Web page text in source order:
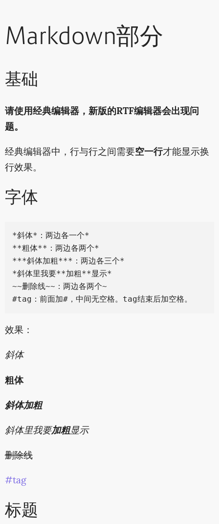
Markdown部分
基础
请使用经典编辑器，新版的RTF编辑器会出现问
题。
经典编辑器中，行与行之间需要空一行才能显示换
行效果。
字体
*斜体*：两边各一个*
**粗体**：两边各两个*
***斜体加粗***：两边各三个*
*斜体里我要**加粗**显示*
~~删除线~~：两边各两个~
效果：
斜体
粗体
斜体加粗
斜体里我要加粗显示
删除线
#tag
标题